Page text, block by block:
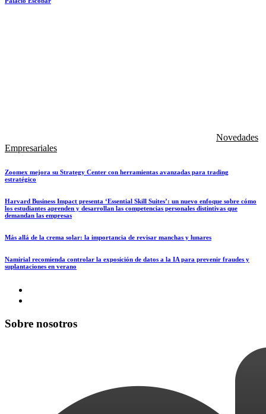
Novedades
Empresariales
Zoomex mejora su Strategy Center con herramientas avanzadas para trading
estratégico
Harvard Business Impact presenta ‘Essential Skill Suites’: un nuevo enfoque sobre cómo
los estudiantes aprenden y desarrollan las competencias personales distintivas que
demandan las empresas
Más allá de la crema solar: la importancia de revisar manchas y lunares
Namirial recomienda controlar la exposición de datos a la IA para prevenir fraudes y
suplantaciones en verano
Sobre nosotros